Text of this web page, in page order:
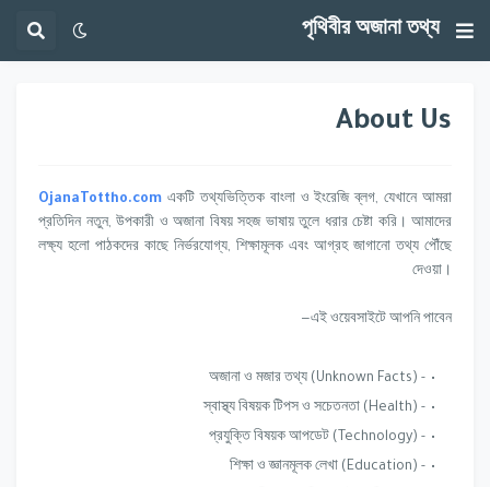
পৃথিবীর অজানা তথ্য
About Us
OjanaTottho.com একটি তথ্যভিত্তিক বাংলা ও ইংরেজি ব্লগ, যেখানে আমরা
প্রতিদিন নতুন, উপকারী ও অজানা বিষয় সহজ ভাষায় তুলে ধরার চেষ্টা করি। আমাদের
লক্ষ্য হলো পাঠকদের কাছে নির্ভরযোগ্য, শিক্ষামূলক এবং আগ্রহ জাগানো তথ্য পৌঁছে
দেওয়া।
এই ওয়েবসাইটে আপনি পাবেন—
- অজানা ও মজার তথ্য (Unknown Facts)
- স্বাস্থ্য বিষয়ক টিপস ও সচেতনতা (Health)
- প্রযুক্তি বিষয়ক আপডেট (Technology)
- শিক্ষা ও জ্ঞানমূলক লেখা (Education)